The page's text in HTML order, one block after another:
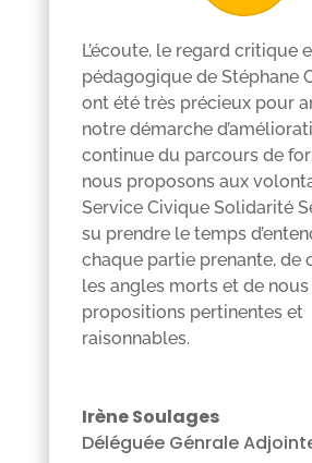
L’écoute, le regard critique
pédagogique de Stéphane
ont été très précieux pour
notre démarche
continue du parcours de
nous proposons aux
Service Civique Solidarité
su prendre le temps
chaque partie prenante, de
les angles morts et de
propositions pertinentes et
raisonnables.
Irène Soulages
Déléguée Génrale